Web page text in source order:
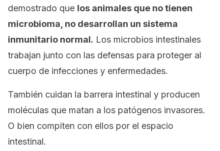
demostrado que los animales que no tienen
microbioma, no desarrollan un sistema
inmunitario normal. Los microbios intestinales
trabajan junto con las defensas para proteger al
cuerpo de infecciones y enfermedades.
También cuidan la barrera intestinal y producen
moléculas que matan a los patógenos invasores.
O bien compiten con ellos por el espacio
intestinal.